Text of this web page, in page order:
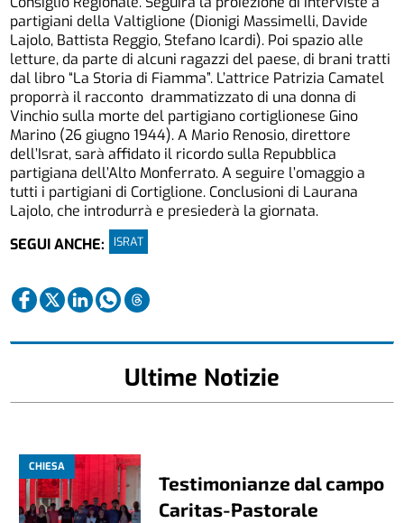
partigiani della Valtiglione (Dionigi Massimelli, Davide
Lajolo, Battista Reggio, Stefano Icardi). Poi spazio alle
letture, da parte di alcuni ragazzi del paese, di brani tratti
dal libro “La Storia di Fiamma”. L’attrice Patrizia Camatel
proporrà il racconto drammatizzato di una donna di
Vinchio sulla morte del partigiano cortiglionese Gino
Marino (26 giugno 1944). A Mario Renosio, direttore
dell’Israt, sarà affidato il ricordo sulla Repubblica
partigiana dell’Alto Monferrato. A seguire l’omaggio a
tutti i partigiani di Cortiglione. Conclusioni di Laurana
Lajolo, che introdurrà e presiederà la giornata.
SEGUI ANCHE:
ISRAT
Ultime Notizie
CHIESA
Testimonianze dal campo
Caritas-Pastorale